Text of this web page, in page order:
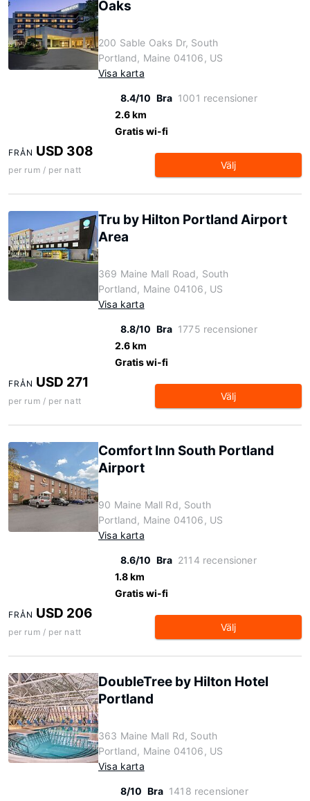
Oaks
200 Sable Oaks Dr, South
Portland, Maine 04106, US
Visa karta
8.4/10 Bra 1001 recensioner
2.6 km
Gratis wi-fi
FRÅN USD 308
per rum / per natt Välj
Tru by Hilton Portland Airport
Area
369 Maine Mall Road, South
Portland, Maine 04106, US
Visa karta
8.8/10 Bra 1775 recensioner
2.6 km
Gratis wi-fi
FRÅN USD 271
per rum / per natt Välj
Comfort Inn South Portland
Airport
90 Maine Mall Rd, South
Portland, Maine 04106, US
Visa karta
8.6/10 Bra 2114 recensioner
1.8 km
Gratis wi-fi
FRÅN USD 206
per rum / per natt Välj
DoubleTree by Hilton Hotel
Portland
363 Maine Mall Rd, South
Portland, Maine 04106, US
Visa karta
8/10 Bra 1418 recensioner